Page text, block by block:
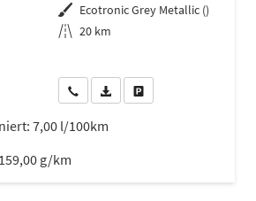
Außenfarbe Ecotronic Grey Metallic ()
Kilometerstand 20 km
Wir rufen Sie anPDF-Datei, Fahrzeugexposé
7,00 l/100km
159,00 g/km